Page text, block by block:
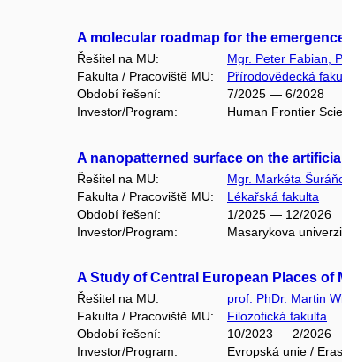
A molecular roadmap for the
Řešitel na MU:
Mgr. Peter Fabian,
Fakulta / Pracoviště MU:
Přírodovědecká
Období řešení:
7/2025 — 6/2028
Investor/Program:
Human Frontier
A nanopatterned surface on the
Řešitel na MU:
Mgr. Markéta
Fakulta / Pracoviště MU:
Lékařská fakulta
Období řešení:
1/2025 — 12/2026
Investor/Program:
Masarykova
A Study of Central European Places of
Řešitel na MU:
prof. PhDr. Martin
Fakulta / Pracoviště MU:
Filozofická fakulta
Období řešení:
10/2023 — 2/2026
Investor/Program:
Evropská unie /